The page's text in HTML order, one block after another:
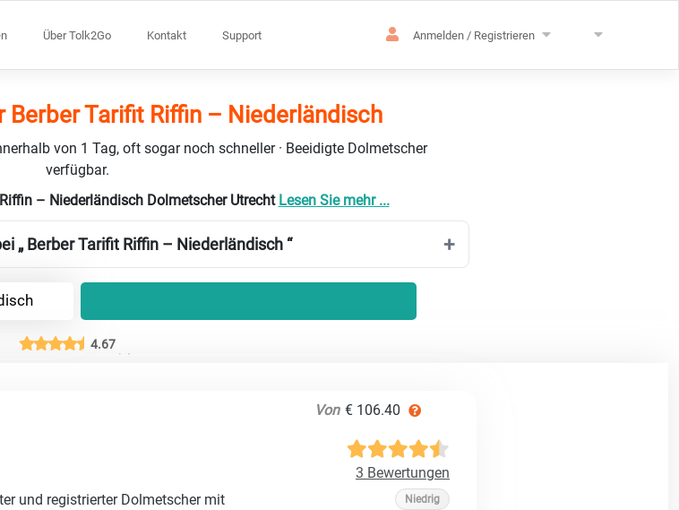
Über Tolk2Go Kontakt Support Anmelden / Registrieren
Tarifit Riffin – Niederländisch
von 1 Tag, oft sogar noch schneller · Beeidigte Dolmetscher
verfügbar.
– Niederländisch Dolmetscher Utrecht Lesen Sie mehr ...
„ Berber Tarifit Riffin – Niederländisch “
4.67
Von € 106.40
3 Bewertungen
Niedrig
und registrierter Dolmetscher mit